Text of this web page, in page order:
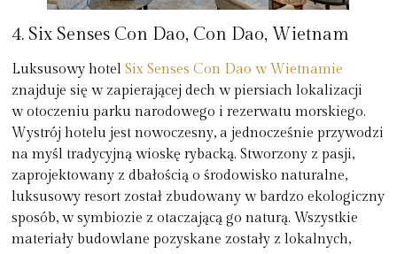
4. Six Senses Con Dao, Con Dao, Wietnam
Luksusowy hotel Six Senses Con Dao w Wietnamie
znajduje się w zapierającej dech w piersiach lokalizacji
w otoczeniu parku narodowego i rezerwatu morskiego.
Wystrój hotelu jest nowoczesny, a jednocześnie przywodzi
na myśl tradycyjną wioskę rybacką. Stworzony z pasji,
zaprojektowany z dbałością o środowisko naturalne,
luksusowy resort został zbudowany w bardzo ekologiczny
sposób, w symbiozie z otaczającą go naturą. Wszystkie
materiały budowlane pozyskane zostały z lokalnych,